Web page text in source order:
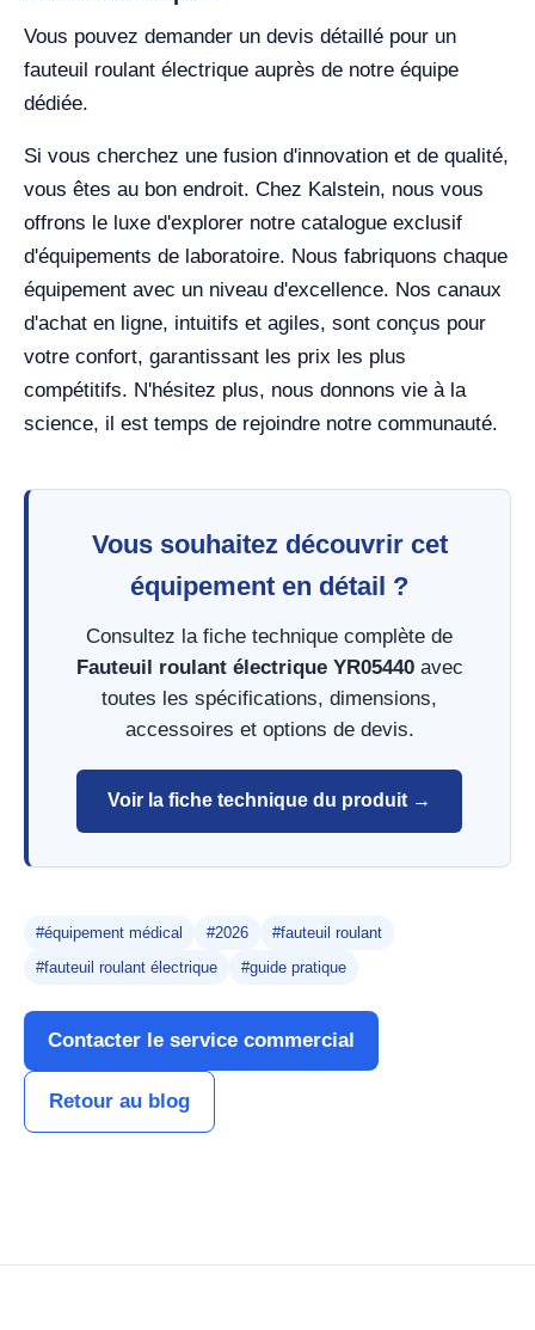
Vous pouvez demander un devis détaillé pour un
fauteuil roulant électrique auprès de notre équipe
dédiée.
Si vous cherchez une fusion d'innovation et de qualité,
vous êtes au bon endroit. Chez Kalstein, nous vous
offrons le luxe d'explorer notre catalogue exclusif
d'équipements de laboratoire. Nous fabriquons chaque
équipement avec un niveau d'excellence. Nos canaux
d'achat en ligne, intuitifs et agiles, sont conçus pour
votre confort, garantissant les prix les plus
compétitifs. N'hésitez plus, nous donnons vie à la
science, il est temps de rejoindre notre communauté.
Vous souhaitez découvrir cet
équipement en détail ?
Consultez la fiche technique complète de
Fauteuil roulant électrique YR05440avec
toutes les spécifications, dimensions,
accessoires et options de devis.
Voir la fiche technique du produit →
#équipement médical #2026
#fauteuil roulant
#fauteuil roulant électrique
#guide pratique
Contacter le service commercial
Retour au blog